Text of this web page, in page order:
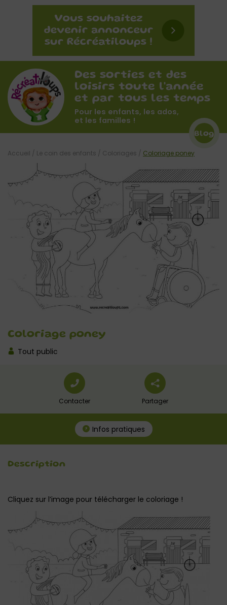
Des sorties et des
loisirs toute l'année
et par tous les temps
Pour les enfants, les ados,
et les familles !
Blog
Coloriage poney
Tout public
Accueil / Le coin des enfants / Coloriages / Coloriage poney
Contacter Partager
Infos pratiques
Description
Cliquez sur l’image pour télécharger le coloriage !